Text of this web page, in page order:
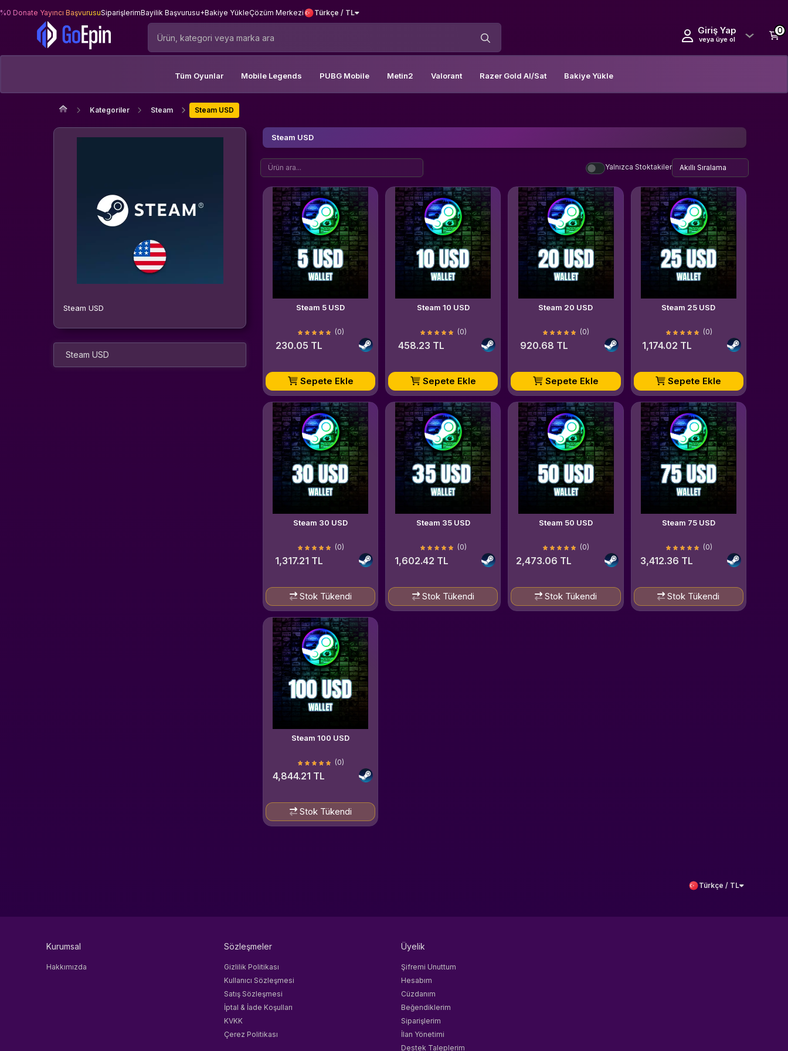
%0 Donate Yayıncı BaşvurusuSiparişlerimBayilik Başvurusu+Bakiye YükleÇözüm Merkezi Türkçe / TL
Giriş Yap
veya üye ol
0
Tüm Oyunlar Mobile Legends PUBG Mobile Metin2 Valorant Razer Gold Al/Sat Bakiye Yükle
Kategoriler Steam Steam USD
Steam USD
Steam USD
Steam USD
Yalnızca Stoktakiler
Steam 5 USD
(0)
230.05 TL
Sepete Ekle
Steam 10 USD
(0)
458.23 TL
Sepete Ekle
Steam 20 USD
(0)
920.68 TL
Sepete Ekle
Steam 25 USD
(0)
1,174.02 TL
Sepete Ekle
Steam 30 USD
(0)
1,317.21 TL
Stok Tükendi
Steam 35 USD
(0)
1,602.42 TL
Stok Tükendi
Steam 50 USD
(0)
2,473.06 TL
Stok Tükendi
Steam 75 USD
(0)
3,412.36 TL
Stok Tükendi
Steam 100 USD
(0)
4,844.21 TL
Stok Tükendi
Türkçe / TL
Kurumsal
Hakkımızda
Sözleşmeler
Gizlilik Politikası
Kullanıcı Sözleşmesi
Satış Sözleşmesi
İptal & İade Koşulları
KVKK
Çerez Politikası
Üyelik
Şifremi Unuttum
Hesabım
Cüzdanım
Beğendiklerim
Siparişlerim
İlan Yönetimi
Destek Taleplerim